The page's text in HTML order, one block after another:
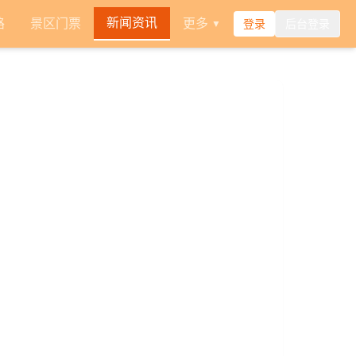
景区门票 新闻资讯 更多 ▼ 登录